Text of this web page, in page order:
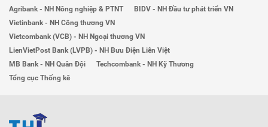
Agribank - NH Nông nghiệp & PTNT
BIDV - NH Đầu tư phát triển VN
Vietinbank - NH Công thương VN
Vietcombank (VCB) - NH Ngoại thương VN
LienVietPost Bank (LVPB) - NH Bưu Điện Liên Việt
MB Bank - NH Quân Đội
Techcombank - NH Kỹ Thương
Tổng cục Thống kê